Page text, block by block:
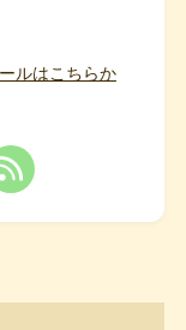
ルはこちらか